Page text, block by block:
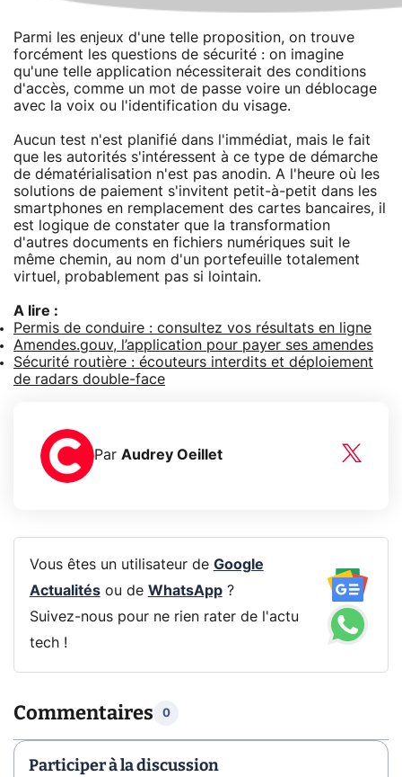
Parmi les enjeux d'une telle proposition, on trouve
forcément les questions de sécurité : on imagine
qu'une telle application nécessiterait des conditions
d'accès, comme un mot de passe voire un déblocage
avec la voix ou l'identification du visage.
Aucun test n'est planifié dans l'immédiat, mais le fait
que les autorités s'intéressent à ce type de démarche
de dématérialisation n'est pas anodin. A l'heure où les
solutions de paiement s'invitent petit-à-petit dans les
smartphones en remplacement des cartes bancaires, il
est logique de constater que la transformation
d'autres documents en fichiers numériques suit le
même chemin, au nom d'un portefeuille totalement
virtuel, probablement pas si lointain.
A lire :
Permis de conduire : consultez vos résultats en ligne
Amendes.gouv, l’application pour payer ses amendes
Sécurité routière : écouteurs interdits et déploiement
de radars double-face
Par Audrey Oeillet
Vous êtes un utilisateur de Google
Actualitésou de WhatsApp?
Suivez-nous pour ne rien rater de l'actu
tech !
Commentaires 0
Participer à la discussion